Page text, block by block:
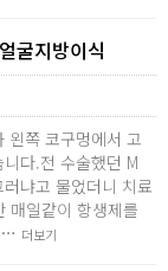
굴지방이식
왼쪽 코구멍에서 고
다.전 수술했던 M
냐고 물었더니 치료
매일같이 항생제를
… 더보기